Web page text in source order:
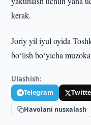
kerak.
Joriy yil iyul oyida
bo‘lish bo‘yicha
Ulashish:
Telegram
Havolani nusxalash